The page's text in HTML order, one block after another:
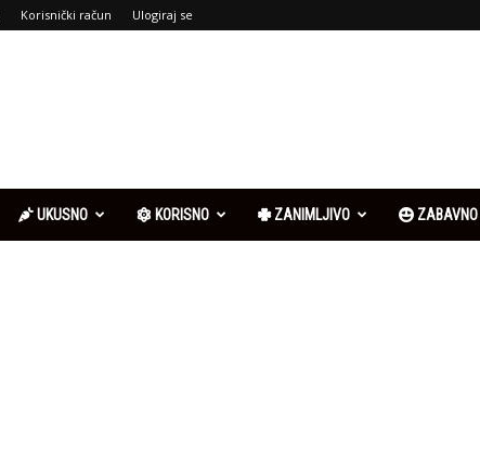
Korisnički račun Ulogiraj se
UKUSNO KORISNO ZANIMLJIVO ZABAVNO